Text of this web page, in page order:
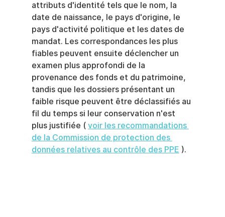
attributs d'identité tels que le nom, la
date de naissance, le pays d'origine, le
pays d'activité politique et les dates de
mandat. Les correspondances les plus
fiables peuvent ensuite déclencher un
examen plus approfondi de la
provenance des fonds et du patrimoine,
tandis que les dossiers présentant un
faible risque peuvent être déclassifiés au
fil du temps si leur conservation n'est
plus justifiée ( voir les recommandations
de la Commission de protection des
données relatives au contrôle des PPE ).